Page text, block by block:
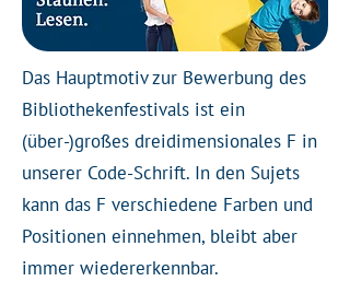
Das Hauptmotiv zur Bewerbung des
Bibliothekenfestivals ist ein
(über-)großes dreidimensionales F in
unserer Code-Schrift. In den Sujets
kann das F verschiedene Farben und
Positionen einnehmen, bleibt aber
immer wiedererkennbar.